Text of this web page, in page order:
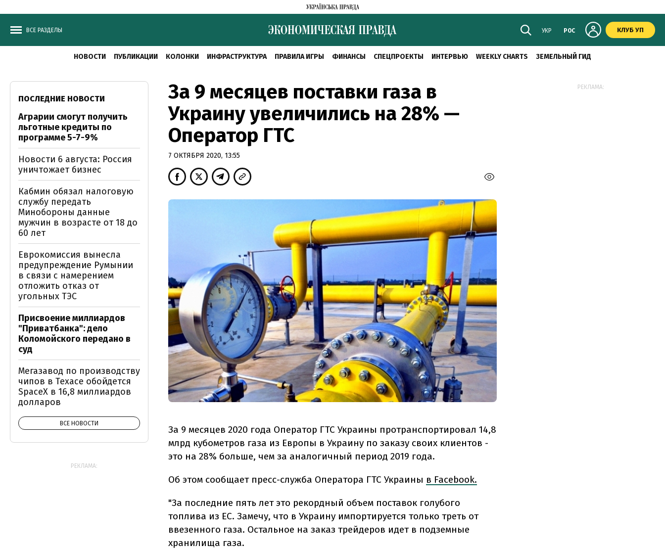
ВСЕ РАЗДЕЛЫ УКР РОС КЛУБ УП
НОВОСТИ ПУБЛИКАЦИИ КОЛОНКИ ИНФРАСТРУКТУРА ПРАВИЛА ИГРЫ ФИНАНСЫ СПЕЦПРОЕКТЫ ИНТЕРВЬЮ WEEKLY CHARTS ЗЕМЕЛЬНЫЙ ГИД
За 9 месяцев поставки газа в
Украину увеличились на 28% —
Оператор ГТС
7 ОКТЯБРЯ 2020, 13:55
За 9 месяцев 2020 года Оператор ГТС Украины протранспортировал 14,8
млрд кубометров газа из Европы в Украину по заказу своих клиентов -
это на 28% больше, чем за аналогичный период 2019 года.
Об этом сообщает пресс-служба Оператора ГТС Украины в Facebook.
"За последние пять лет это рекордный объем поставок голубого
топлива из ЕС. Замечу, что в Украину импортируется только треть от
ввезенного газа. Остальное на заказ трейдеров идет в подземные
хранилища газа.
ПОСЛЕДНИЕ НОВОСТИ
Аграрии смогут получить
льготные кредиты по
программе 5-7-9%
Новости 6 августа: Россия
уничтожает бизнес
Кабмин обязал налоговую
службу передать
Минобороны данные
мужчин в возрасте от 18 до
60 лет
Еврокомиссия вынесла
предупреждение Румынии
в связи с намерением
отложить отказ от
угольных ТЭС
Присвоение миллиардов
"Приватбанка": дело
Коломойского передано в
суд
Мегазавод по производству
чипов в Техасе обойдется
SpaceX в 16,8 миллиардов
долларов
ВСЕ НОВОСТИ
РЕКЛАМА:
РЕКЛАМА: